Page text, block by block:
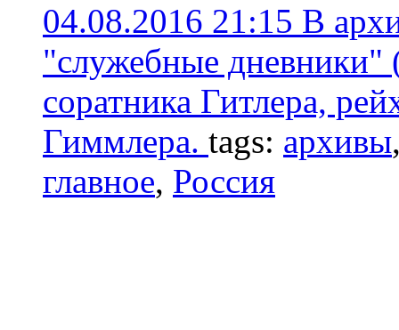
04.08.2016 21:15 В
"служебные
соратника Гитлера,
Гиммлера. tags: архивы
главное, Россия